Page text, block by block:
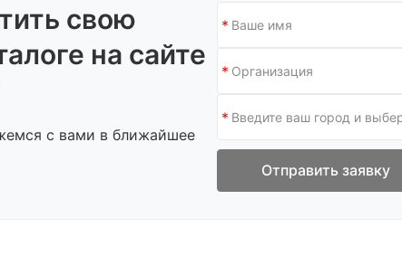
свою
на сайте
с вами в ближайшее
Отправить заявку